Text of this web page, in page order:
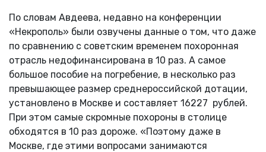
По словам Авдеева, недавно на конференции
«Некрополь» были озвучены данные о том, что даже
по сравнению с советским временем похоронная
отрасль недофинансирована в 10 раз. А самое
большое пособие на погребение, в несколько раз
превышающее размер среднероссийской дотации,
установлено в Москве и составляет 16227 рублей.
При этом самые скромные похороны в столице
обходятся в 10 раз дороже. «Поэтому даже в
Москве, где этими вопросами занимаются